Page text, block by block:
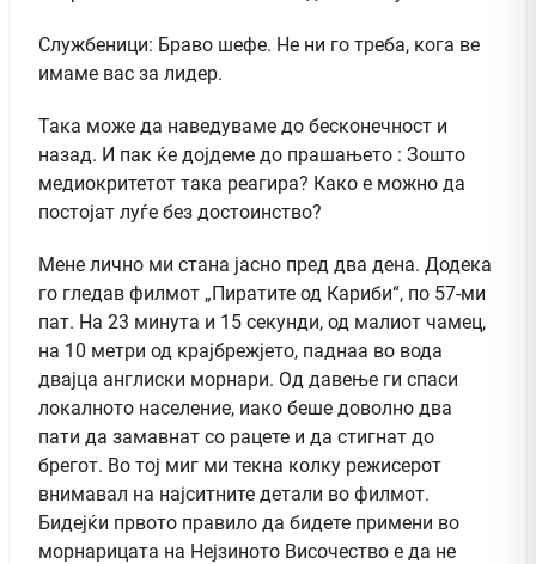
Службеници: Браво шефе. Не ни го треба, кога ве
имаме вас за лидер.
Така може да наведуваме до бесконечност и
назад. И пак ќе дојдеме до прашањето : Зошто
медиокритетот така реагира? Како е можно да
постојат луѓе без достоинство?
Мене лично ми стана јасно пред два дена. Додека
го гледав филмот „Пиратите од Кариби“, по 57-ми
пат. На 23 минута и 15 секунди, од малиот чамец,
на 10 метри од крајбрежјето, паднаа во вода
двајца англиски морнари. Од давење ги спаси
локалното население, иако беше доволно два
пати да замавнат со рацете и да стигнат до
брегот. Во тој миг ми текна колку режисерот
внимавал на најситните детали во филмот.
Бидејќи првото правило да бидете примени во
морнарицата на Нејзиното Височество е да не